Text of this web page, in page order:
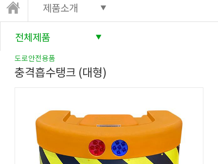
제품소개
전체제품
도로안전용품
충격흡수탱크 (대형)